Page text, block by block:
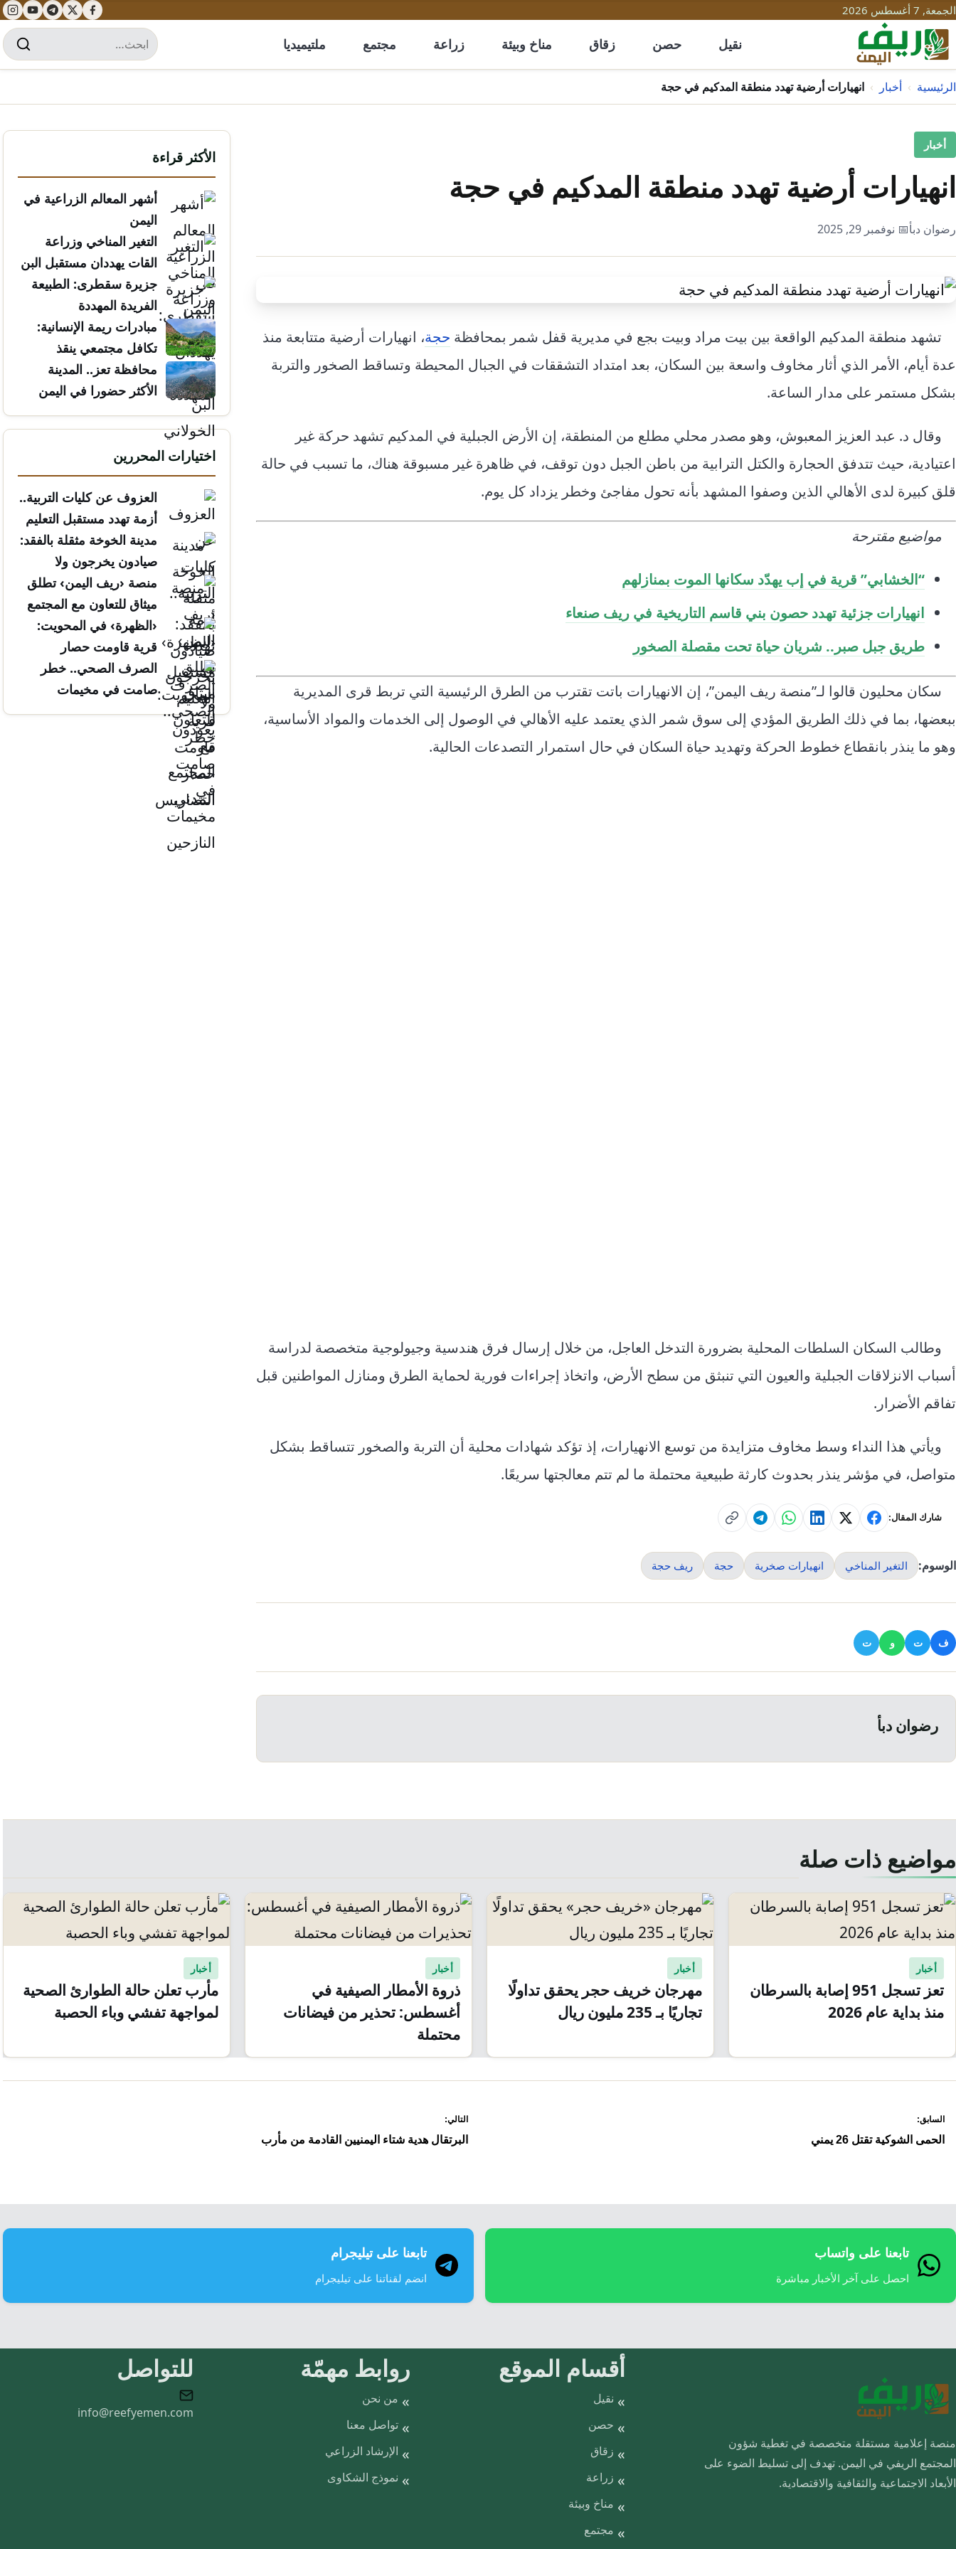
الجمعة, 7 أغسطس 2026
نقيل حصن زقاق مناخ وبيئة زراعة مجتمع ملتيميديا
الرئيسية › أخبار › انهيارات أرضية تهدد منطقة المدكيم في حجة
أخبار
انهيارات أرضية تهدد منطقة المدكيم في حجة
رضوان دبأ📅 نوفمبر 29, 2025
تشهد منطقة المدكيم الواقعة بين بيت مراد وبيت بجع في مديرية قفل شمر بمحافظة حجة، انهيارات أرضية متتابعة منذ
عدة أيام، الأمر الذي أثار مخاوف واسعة بين السكان، بعد امتداد التشققات في الجبال المحيطة وتساقط الصخور والتربة
بشكل مستمر على مدار الساعة.
وقال د. عبد العزيز المعبوش، وهو مصدر محلي مطلع من المنطقة، إن الأرض الجبلية في المدكيم تشهد حركة غير
اعتيادية، حيث تتدفق الحجارة والكتل الترابية من باطن الجبل دون توقف، في ظاهرة غير مسبوقة هناك، ما تسبب في حالة
قلق كبيرة لدى الأهالي الذين وصفوا المشهد بأنه تحول مفاجئ وخطر يزداد كل يوم.
مواضيع مقترحة
“الخشابي” قرية في إب يهدّد سكانها الموت بمنازلهم
انهيارات جزئية تهدد حصون بني قاسم التاريخية في ريف صنعاء
طريق جبل صبر.. شريان حياة تحت مقصلة الصخور
سكان محليون قالوا لـ”منصة ريف اليمن”، إن الانهيارات باتت تقترب من الطرق الرئيسية التي تربط قرى المديرية
ببعضها، بما في ذلك الطريق المؤدي إلى سوق شمر الذي يعتمد عليه الأهالي في الوصول إلى الخدمات والمواد الأساسية،
وهو ما ينذر بانقطاع خطوط الحركة وتهديد حياة السكان في حال استمرار التصدعات الحالية.
وطالب السكان السلطات المحلية بضرورة التدخل العاجل، من خلال إرسال فرق هندسية وجيولوجية متخصصة لدراسة
أسباب الانزلاقات الجبلية والعيون التي تنبثق من سطح الأرض، واتخاذ إجراءات فورية لحماية الطرق ومنازل المواطنين قبل
تفاقم الأضرار.
ويأتي هذا النداء وسط مخاوف متزايدة من توسع الانهيارات، إذ تؤكد شهادات محلية أن التربة والصخور تتساقط بشكل
متواصل، في مؤشر ينذر بحدوث كارثة طبيعية محتملة ما لم تتم معالجتها سريعًا.
شارك المقال:
الوسوم: التغير المناخي انهيارات صخرية حجة ريف حجة
ف ت و ت
رضوان دبأ
الأكثر قراءة
أشهر المعالم الزراعية في
اليمن
التغير المناخي وزراعة
القات يهددان مستقبل البن
الخولاني
جزيرة سقطرى: الطبيعة
الفريدة المهددة
مبادرات ريمة الإنسانية:
تكافل مجتمعي ينقذ
الأرواح
محافظة تعز.. المدينة
الأكثر حضورا في اليمن
اختيارات المحررين
العزوف عن كليات التربية..
أزمة تهدد مستقبل التعليم
مدينة الخوخة مثقلة بالفقد:
صيادون يخرجون ولا
يعودون
منصة ‹ريف اليمن› تطلق
ميثاق للتعاون مع المجتمع
المدني
‹الظهرة› في المحويت:
قرية قاومت حصار
التضاريس
الصرف الصحي.. خطر
صامت في مخيمات
النازحين
مواضيع ذات صلة
أخبار
تعز تسجل 951 إصابة بالسرطان
منذ بداية عام 2026
أخبار
مهرجان خريف حجر يحقق تداولًا
تجاريًا بـ 235 مليون ريال
أخبار
ذروة الأمطار الصيفية في
أغسطس: تحذير من فيضانات
محتملة
أخبار
مأرب تعلن حالة الطوارئ الصحية
لمواجهة تفشي وباء الحصبة
المقالات
السابق:
الحمى الشوكية تقتل 26 يمني
التالي:
البرتقال هدية شتاء اليمنيين القادمة من مأرب
تابعنا على واتساب
احصل على آخر الأخبار مباشرة
تابعنا على تيليجرام
انضم لقناتنا على تيليجرام
منصة إعلامية مستقلة متخصصة في تغطية شؤون
المجتمع الريفي في اليمن. تهدف إلى تسليط الضوء على
الأبعاد الاجتماعية والثقافية والاقتصادية.
أقسام الموقع
نقيل
حصن
زقاق
زراعة
مناخ وبيئة
مجتمع
روابط مهمّة
من نحن
تواصل معنا
الإرشاد الزراعي
نموذج الشكاوى
للتواصل
info@reefyemen.com